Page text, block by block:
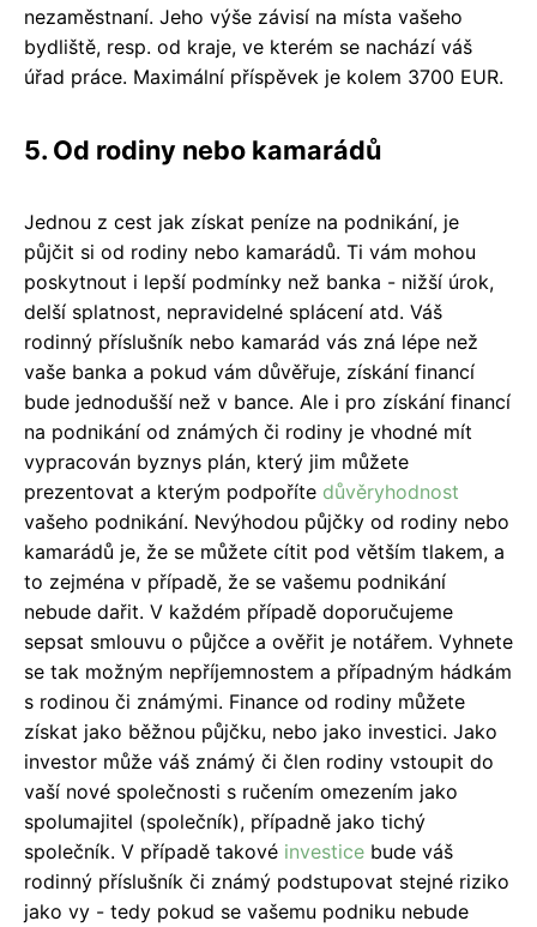
nezaměstnaní. Jeho výše závisí na místa vašeho
bydliště, resp. od kraje, ve kterém se nachází váš
úřad práce. Maximální příspěvek je kolem 3700 EUR.
5. Od rodiny nebo kamarádů
Jednou z cest jak získat peníze na podnikání, je
půjčit si od rodiny nebo kamarádů. Ti vám mohou
poskytnout i lepší podmínky než banka - nižší úrok,
delší splatnost, nepravidelné splácení atd. Váš
rodinný příslušník nebo kamarád vás zná lépe než
vaše banka a pokud vám důvěřuje, získání financí
bude jednodušší než v bance. Ale i pro získání financí
na podnikání od známých či rodiny je vhodné mít
vypracován byznys plán, který jim můžete
prezentovat a kterým podpoříte důvěryhodnost
vašeho podnikání. Nevýhodou půjčky od rodiny nebo
kamarádů je, že se můžete cítit pod větším tlakem, a
to zejména v případě, že se vašemu podnikání
nebude dařit. V každém případě doporučujeme
sepsat smlouvu o půjčce a ověřit je notářem. Vyhnete
se tak možným nepříjemnostem a případným hádkám
s rodinou či známými. Finance od rodiny můžete
získat jako běžnou půjčku, nebo jako investici. Jako
investor může váš známý či člen rodiny vstoupit do
vaší nové společnosti s ručením omezením jako
spolumajitel (společník), případně jako tichý
společník. V případě takové investice bude váš
rodinný příslušník či známý podstupovat stejné riziko
jako vy - tedy pokud se vašemu podniku nebude